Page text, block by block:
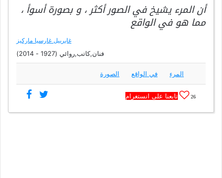
أن المرء يشيخ في الصور أكثر ، و بصورة أسوأ ،
مما هو في الواقع
غابرييل غارسيا ماركيز
فنان,كاتب,روائي (1927 - 2014)
المرء في الواقع الصورة
26 تابعنا على انستغرام